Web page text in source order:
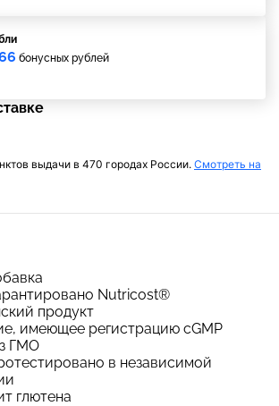
бонусных рублей
выдачи в 470 городах России. Смотреть на
Nutricost®
продукт
имеющее регистрацию cGMP
ГМО
в независимой
глютена